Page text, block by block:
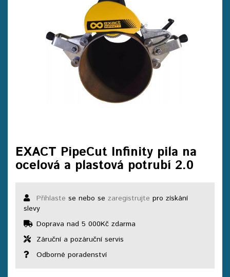
EXACT PipeCut Infinity pila na
ocelová a plastová potrubí 2.0
Přihlaste se nebo se zaregistrujte pro získání
slevy
Doprava nad 5 000Kč zdarma
Záruční a pozáruční servis
Odborné poradenství